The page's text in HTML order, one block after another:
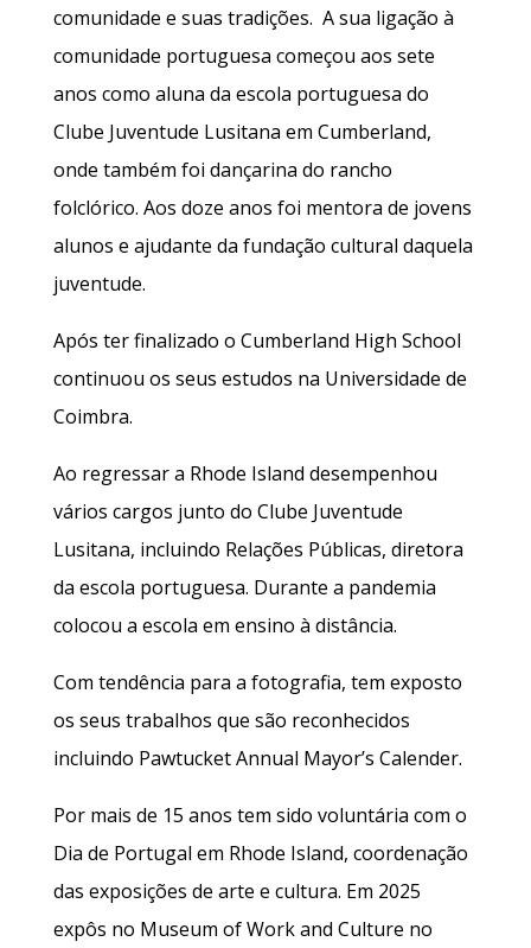
comunidade e suas tradições. A sua ligação à
comunidade portuguesa começou aos sete
anos como aluna da escola portuguesa do
Clube Juventude Lusitana em Cumberland,
onde também foi dançarina do rancho
folclórico. Aos doze anos foi mentora de jovens
alunos e ajudante da fundação cultural daquela
juventude.
Após ter finalizado o Cumberland High School
continuou os seus estudos na Universidade de
Coimbra.
Ao regressar a Rhode Island desempenhou
vários cargos junto do Clube Juventude
Lusitana, incluindo Relações Públicas, diretora
da escola portuguesa. Durante a pandemia
colocou a escola em ensino à distância.
Com tendência para a fotografia, tem exposto
os seus trabalhos que são reconhecidos
incluindo Pawtucket Annual Mayor’s Calender.
Por mais de 15 anos tem sido voluntária com o
Dia de Portugal em Rhode Island, coordenação
das exposições de arte e cultura. Em 2025
expôs no Museum of Work and Culture no